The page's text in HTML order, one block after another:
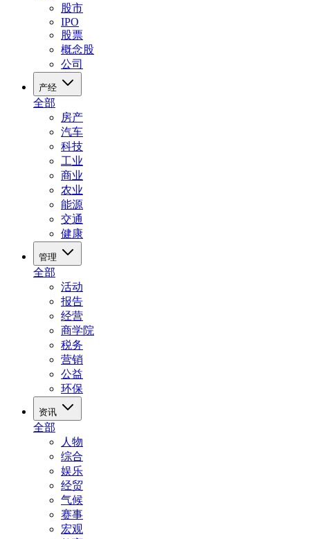
股市
IPO
股票
概念股
公司
产经
全部
房产
汽车
科技
工业
商业
农业
能源
交通
健康
管理
全部
活动
报告
经营
商学院
税务
营销
公益
环保
资讯
全部
人物
综合
娱乐
经贸
气候
赛事
宏观